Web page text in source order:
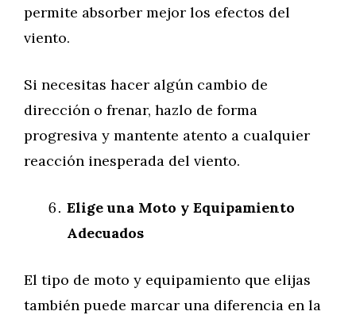
permite absorber mejor los efectos del
viento.
Si necesitas hacer algún cambio de
dirección o frenar, hazlo de forma
progresiva y mantente atento a cualquier
reacción inesperada del viento.
Elige una Moto y Equipamiento
Adecuados
El tipo de moto y equipamiento que elijas
también puede marcar una diferencia en la